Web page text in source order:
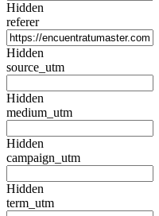
Hidden
referer
Hidden
source_utm
Hidden
medium_utm
Hidden
campaign_utm
Hidden
term_utm